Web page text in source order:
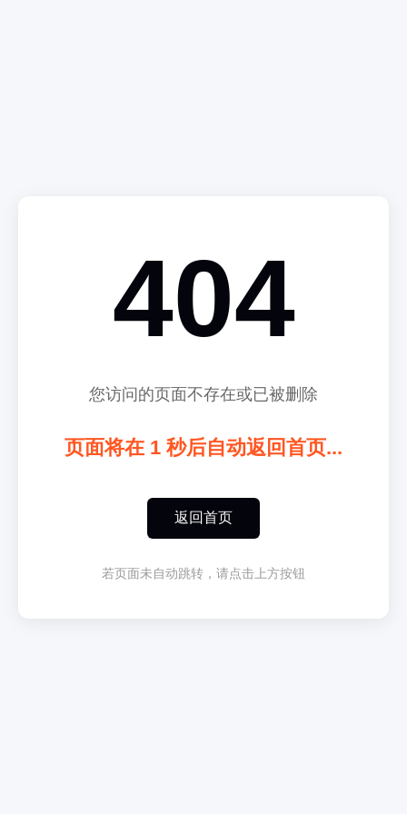
404
您访问的页面不存在或已被删除
页面将在 1 秒后自动返回首页...
返回首页
若页面未自动跳转，请点击上方按钮